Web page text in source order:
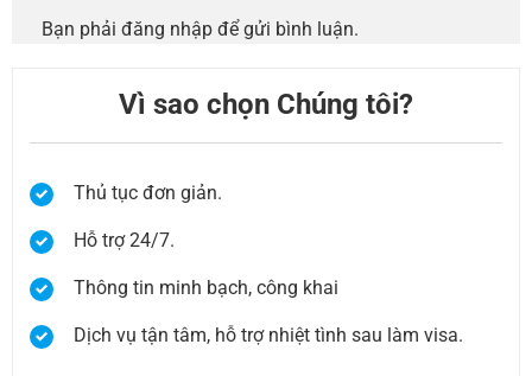
Bạn phải đăng nhập để gửi bình luận.
Vì sao chọn Chúng tôi?
Thủ tục đơn giản.
Hỗ trợ 24/7.
Thông tin minh bạch, công khai
Dịch vụ tận tâm, hỗ trợ nhiệt tình sau làm visa.